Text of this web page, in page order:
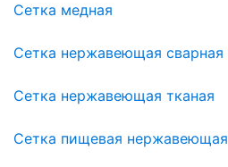
Сетка медная
Сетка нержавеющая сварная
Сетка нержавеющая тканая
Сетка пищевая нержавеющая